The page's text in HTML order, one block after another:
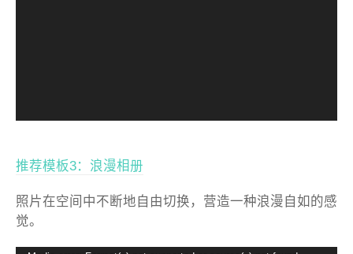
推荐模板3：浪漫相册
照片在空间中不断地自由切换，营造一种浪漫自如的感
觉。